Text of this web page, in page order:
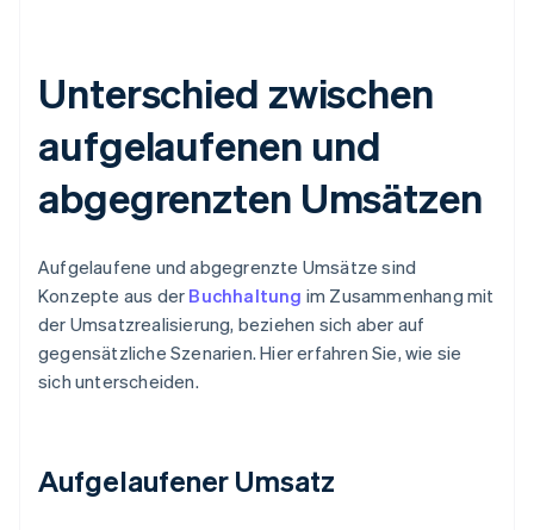
Unterschied zwischen
aufgelaufenen und
abgegrenzten Umsätzen
Aufgelaufene und abgegrenzte Umsätze sind
Konzepte aus der Buchhaltung im Zusammenhang mit
der Umsatzrealisierung, beziehen sich aber auf
gegensätzliche Szenarien. Hier erfahren Sie, wie sie
sich unterscheiden.
Aufgelaufener Umsatz